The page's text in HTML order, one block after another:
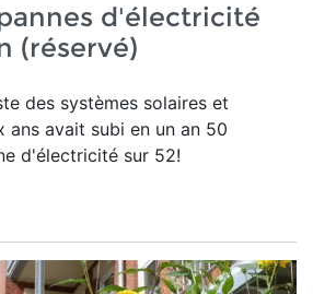
d'électricité
(réservé)
des systèmes solaires et
ans avait subi en un an 50
d'électricité sur 52!